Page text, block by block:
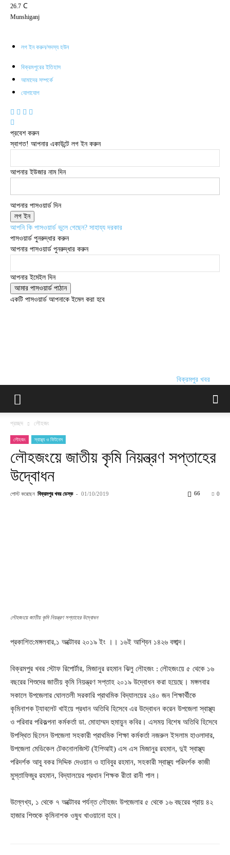
26.7 C
Munshiganj
লগ ইন করুন/সদস্য হউন
বিক্রমপুরের ইতিহাস
আমাদের সম্পর্কে
যোগাযোগ
প্রবেশ করুন
স্বাগত! আপনার একাউন্টে লগ ইন করুন
আপনার ইউজার নাম দিন
আপনার পাসওয়ার্ড দিন
আপনি কি পাসওয়ার্ড ভুলে গেছেন? সাহায্য দরকার
পাসওয়ার্ড পুনরুদ্ধার করুন
আপনার পাসওয়ার্ড পুনরুদ্ধার করুন
আপনার ইমেইল দিন
একটি পাসওয়ার্ড আপনাকে ইমেল করা হবে
বিক্রমপুর খবর
প্রচ্ছদ লৌহজং
লৌহজং স্বাস্থ্য ও ফিটনেস
লৌহজংয়ে জাতীয় কৃমি নিয়ন্ত্রণ সপ্তাহের
উদ্বোধন
পোস্ট করেছেন বিক্রমপুর খবর ডেস্ক - 01/10/2019 0
66
লৌহজংয়ে জাতীয় কৃমি নিয়ন্ত্রণ সপ্তাহের উদ্বোধন
প্রকাশিত:মঙ্গলবার,১ অক্টোবর ২০১৯ ইং ।। ১৬ই আশ্বিন ১৪২৬ বঙ্গাব্দ।
বিক্রমপুর খবর :স্টাফ রিপোর্টার, মিজানুর রহমান ঝিলু লৌহজং : লৌহজংয়ে ৫ থেকে ১৬
বছরের শিশুদের জাতীয় কৃমি নিয়ন্ত্রণ সপ্তাহ ২০১৯ উদ্বোধন করা হয়েছে। মঙ্গলবার
সকালে উপজেলার ঘোলতলী সরকারি প্রাথমিক বিদ্যালয়ের ২৪০ জন শিক্ষার্থীকে
কৃমিনাশক ট্যাবলেট খাইয়ে প্রধান অতিথি হিসেবে এর উদ্বোধন করেন উপজেলা স্বাস্থ্য
ও পরিবার পরিকল্পনা কর্মকর্তা ডা. মোহাম্মদ হুমায়ুন কবির। এসময় বিশেষ অতিথি হিসেবে
উপস্থিত ছিলেন উপজেলা সহকারী প্রাথমিক শিক্ষা কর্মকর্তা নজরুল ইসলাম হাওলাদার,
উপজেলা মেডিকেল টেকনোলজিস্ট (ইপিআই) এস এস মিজানুর রহমান, দুই স্বাস্থ্য
পরিদর্শক আবু বকর সিদ্দিক দেওয়ান ও হাবিবুর রহমান, সহকারী স্বাস্থ্য পরিদর্শক কাজী
মুস্তাফিজুর রহমান, বিদ্যালয়ের প্রধান শিক্ষক রীতা রানী পাল।
উল্লেখ্য, ১ থেকে ৭ অক্টোবর পর্যন্ত লৌহজং উপজেলার ৫ থেকে ১৬ বছরের প্রায় ৪২
হাজার শিশুকে কৃমিনাশক ওষুধ খাওয়ানো হবে।